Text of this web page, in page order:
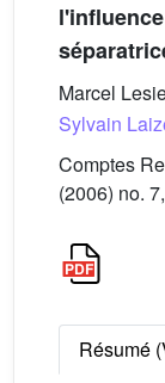
Marcel
Sylvain
Comptes
(2006) no.
Résumé